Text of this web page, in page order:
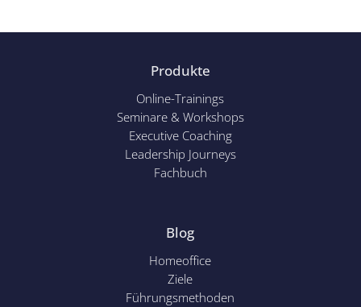
Produkte
Online-Trainings
Seminare & Workshops
Executive Coaching
Leadership Journeys
Fachbuch
Blog
Homeoffice
Ziele
Führungsmethoden